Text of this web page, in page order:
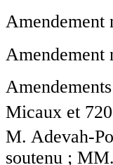
Amendement
Amendement
Micaux et
M. Adevah-
soutenu ;